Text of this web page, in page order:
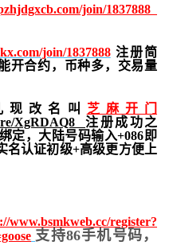
join/1837888
join/1837888注册简
开合约， 币种多，交易量
现改名叫 芝麻开门
XgRDAQ8 注册成功之
定，大陆号码输入+086即
名认证初级+高级更方便上
www.bsmkweb.cc/register?
支持86手机号码，